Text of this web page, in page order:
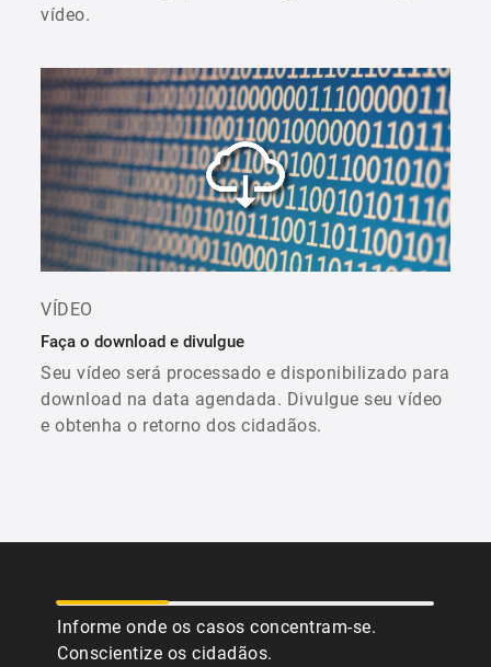
vídeo.
VÍDEO
Faça o download e divulgue
Seu vídeo será processado e disponibilizado para
download na data agendada. Divulgue seu vídeo
e obtenha o retorno dos cidadãos.
Informe onde os casos concentram-se.
Conscientize os cidadãos.